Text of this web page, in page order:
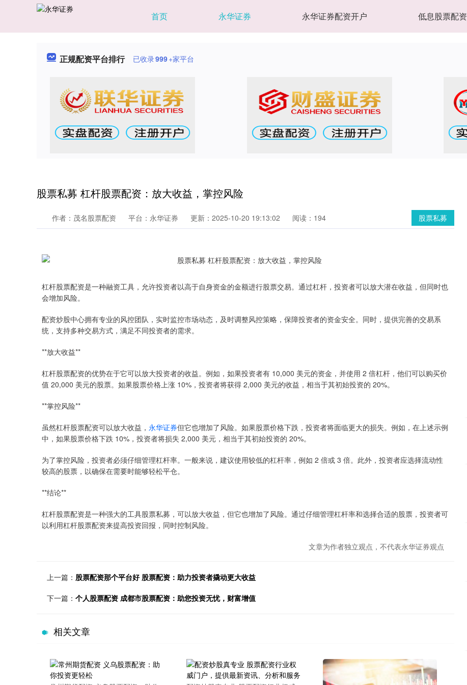
首页 永华证券 永华证券配资开户 低息股票配资
正规配资平台排行 已收录999+家平台
股票私募 杠杆股票配资：放大收益，掌控风险
股票私募
作者：茂名股票配资 平台：永华证券 更新：2025-10-20 19:13:02 阅读：194
杠杆股票配资是一种融资工具，允许投资者以高于自身资金的金额进行股票交易。通过杠杆，投资者可以放大潜在收益，但同时也
会增加风险。
配资炒股中心拥有专业的风控团队，实时监控市场动态，及时调整风控策略，保障投资者的资金安全。同时，提供完善的交易系
统，支持多种交易方式，满足不同投资者的需求。
**放大收益**
杠杆股票配资的优势在于它可以放大投资者的收益。例如，如果投资者有 10,000 美元的资金，并使用 2 倍杠杆，他们可以购买价
值 20,000 美元的股票。如果股票价格上涨 10%，投资者将获得 2,000 美元的收益，相当于其初始投资的 20%。
**掌控风险**
虽然杠杆股票配资可以放大收益， 永华证券但它也增加了风险。如果股票价格下跌，投资者将面临更大的损失。例如，在上述示例
中，如果股票价格下跌 10%，投资者将损失 2,000 美元，相当于其初始投资的 20%。
为了掌控风险，投资者必须仔细管理杠杆率。一般来说，建议使用较低的杠杆率，例如 2 倍或 3 倍。此外，投资者应选择流动性
较高的股票，以确保在需要时能够轻松平仓。
**结论**
杠杆股票配资是一种强大的工具股票私募，可以放大收益，但它也增加了风险。通过仔细管理杠杆率和选择合适的股票，投资者可
以利用杠杆股票配资来提高投资回报，同时控制风险。
文章为作者独立观点，不代表永华证券观点
上一篇： 股票配资那个平台好 股票配资：助力投资者撬动更大收益
下一篇： 个人股票配资 成都市股票配资：助您投资无忧，财富增值
相关文章